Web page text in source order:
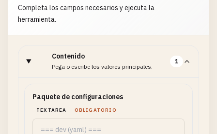
Completa los campos necesarios y ejecuta la
herramienta.
Contenido
Pega o escribe los valores principales.
1
Paquete de configuraciones
TEXTAREA OBLIGATORIO